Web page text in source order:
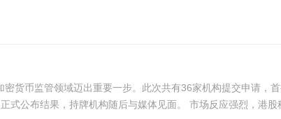
货币监管领域迈出重要一步。此次共有36家机构提交申请，
公布结果，持牌机构随后与媒体见面。 市场反应强烈，港股